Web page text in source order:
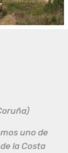
uno de
la Costa